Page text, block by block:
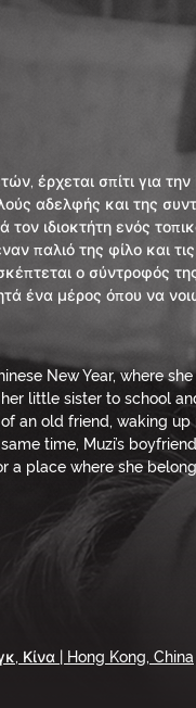
έρχεται σπίτι για
αδελφής και της
ιδιοκτήτη ενός
παλιό της φίλο και
ο σύντροφός
ένα μέρος όπου να
New Year, where
little sister to school
an old friend, waking
time, Muzi’s
a place where she
Κίνα | Hong Kong, China